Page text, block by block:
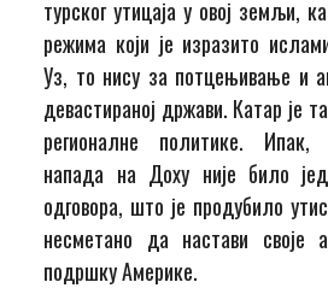
турског утицаја у овој земљи,
режима који је изразито
Уз, то нису за потцењивање и
девастираној држави. Катар је
регионалне политике. Ипак,
напада на Доху није било
одговора, што је продубило
несметано да настави своје
подршку Америке.